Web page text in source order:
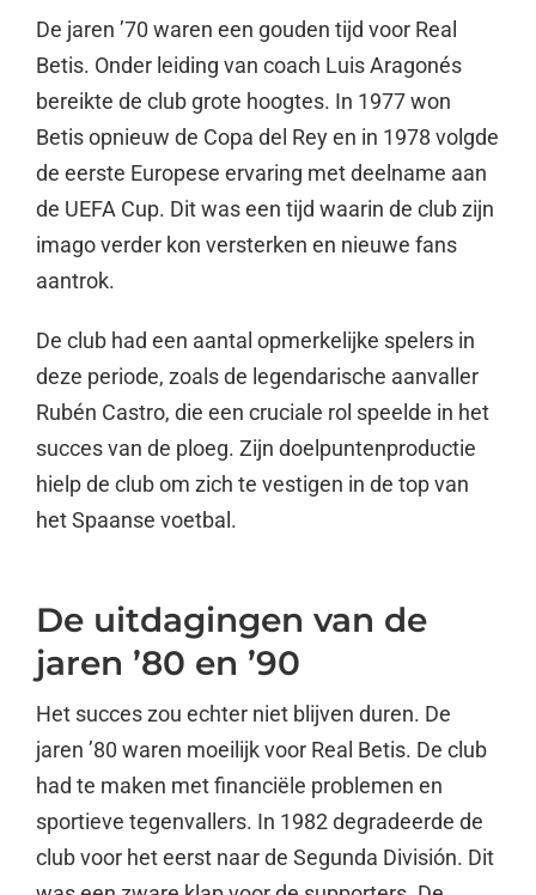
De jaren ’70 waren een gouden tijd voor Real
Betis. Onder leiding van coach Luis Aragonés
bereikte de club grote hoogtes. In 1977 won
Betis opnieuw de Copa del Rey en in 1978 volgde
de eerste Europese ervaring met deelname aan
de UEFA Cup. Dit was een tijd waarin de club zijn
imago verder kon versterken en nieuwe fans
aantrok.
De club had een aantal opmerkelijke spelers in
deze periode, zoals de legendarische aanvaller
Rubén Castro, die een cruciale rol speelde in het
succes van de ploeg. Zijn doelpuntenproductie
hielp de club om zich te vestigen in de top van
het Spaanse voetbal.
De uitdagingen van de
jaren ’80 en ’90
Het succes zou echter niet blijven duren. De
jaren ’80 waren moeilijk voor Real Betis. De club
had te maken met financiële problemen en
sportieve tegenvallers. In 1982 degradeerde de
club voor het eerst naar de Segunda División. Dit